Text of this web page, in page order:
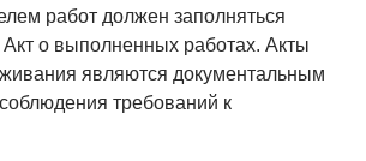
работ должен заполняться
о выполненных работах. Акты
являются документальным
требований к